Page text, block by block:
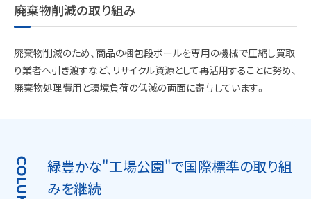
廃棄物削減の取り組み
廃棄物削減のため、商品の梱包段ボールを専用の機械で圧縮し買取
り業者へ引き渡すなど、リサイクル資源として再活用することに努め、
廃棄物処理費用と環境負荷の低減の両面に寄与しています。
緑豊かな"工場公園"で国際標準の取り組
みを継続